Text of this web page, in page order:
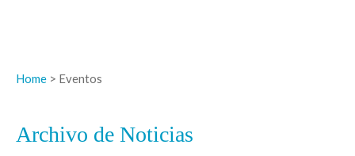
Home > Eventos
Archivo de Noticias